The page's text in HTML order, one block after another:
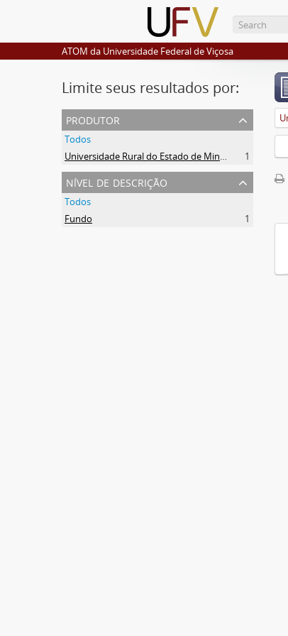
ATOM da Universidade Federal de Viçosa
Limite seus resultados por:
produtor
Todos
Universidade Rural do Estado de Minas Gerais (Uremg)
1
nível de descrição
Todos
Fundo
1